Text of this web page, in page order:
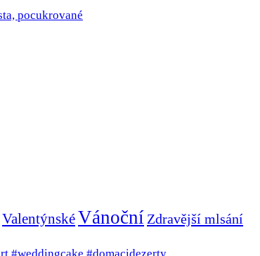
ValentýnskéVánoční Zdravější mlsání